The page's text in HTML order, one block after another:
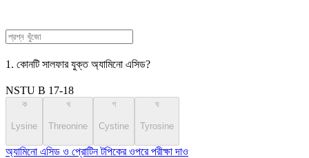
1. কোনটি সালফার যুক্ত অ্যামিনো এসিড?
NSTU B 17-18
ক
Lysine
খ
Threonine
গ
Cystine
ঘ
Tyrosine
অ্যামিনো এসিড ও প্রোটিন টপিকের ওপরে পরীক্ষা দাও